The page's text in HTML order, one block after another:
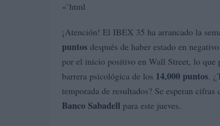
«`html
¡Atención! El IBEX 35 ha arrancado la
puntos después de haber estado en
por el inicio positivo en Wall Street, lo que
barrera psicológica de los 14,000 puntos.
temporada de resultados? Se esperan
Banco Sabadell para este jueves.